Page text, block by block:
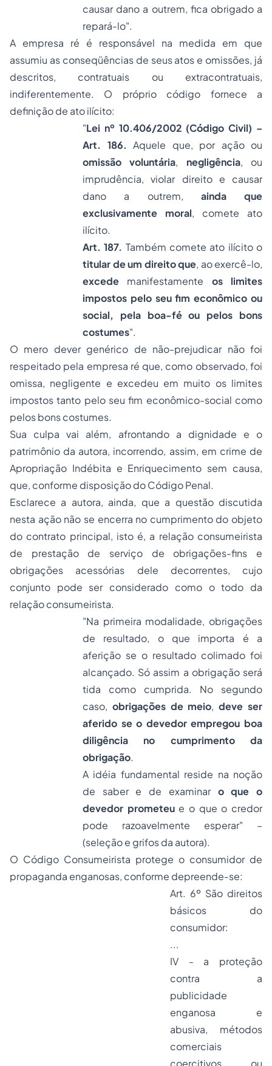
causar dano a outrem, fica obrigado a
repará-lo".
A empresa ré é responsável na medida em que
assumiu as conseqüências de seus atos e omissões, já
descritos, contratuais ou extracontratuais,
indiferentemente. O próprio código fornece a
definição de ato ilícito:
"Lei nº 10.406/2002 (Código Civil) –
Art. 186. Aquele que, por ação ou
omissão voluntária, negligência, ou
imprudência, violar direito e causar
dano a outrem, ainda que
exclusivamente moral, comete ato
ilícito.
Art. 187. Também comete ato ilícito o
titular de um direito que, ao exercê-lo,
excede manifestamente os limites
impostos pelo seu fim econômico ou
social, pela boa-fé ou pelos bons
costumes".
O mero dever genérico de não-prejudicar não foi
respeitado pela empresa ré que, como observado, foi
omissa, negligente e excedeu em muito os limites
impostos tanto pelo seu fim econômico-social como
pelos bons costumes.
Sua culpa vai além, afrontando a dignidade e o
patrimônio da autora, incorrendo, assim, em crime de
Apropriação Indébita e Enriquecimento sem causa,
que, conforme disposição do Código Penal.
Esclarece a autora, ainda, que a questão discutida
nesta ação não se encerra no cumprimento do objeto
do contrato principal, isto é, a relação consumeirista
de prestação de serviço de obrigações-fins e
obrigações acessórias dele decorrentes, cujo
conjunto pode ser considerado como o todo da
relação consumeirista.
"Na primeira modalidade, obrigações
de resultado, o que importa é a
aferição se o resultado colimado foi
alcançado. Só assim a obrigação será
tida como cumprida. No segundo
caso, obrigações de meio,deve ser
aferido se o devedor empregou boa
diligência no cumprimento da
obrigação.
A idéia fundamental reside na noção
de saber e de examinar o que o
devedor prometeue o que o credor
pode razoavelmente esperar" –
(seleção e grifos da autora).
O Código Consumeirista protege o consumidor de
propaganda enganosas, conforme depreende-se:
Art. 6º São direitos
básicos do
consumidor:
...
IV - a proteção
contra a
publicidade
enganosa e
abusiva, métodos
comerciais
coercitivos ou